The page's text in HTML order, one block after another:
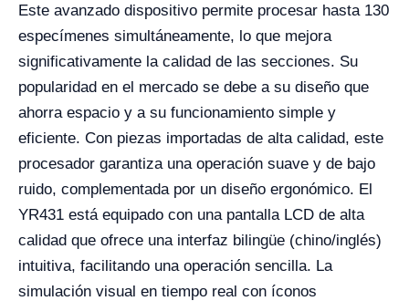
Este avanzado dispositivo permite procesar hasta 130
especímenes simultáneamente, lo que mejora
significativamente la calidad de las secciones. Su
popularidad en el mercado se debe a su diseño que
ahorra espacio y a su funcionamiento simple y
eficiente. Con piezas importadas de alta calidad, este
procesador garantiza una operación suave y de bajo
ruido, complementada por un diseño ergonómico. El
YR431 está equipado con una pantalla LCD de alta
calidad que ofrece una interfaz bilingüe (chino/inglés)
intuitiva, facilitando una operación sencilla. La
simulación visual en tiempo real con íconos